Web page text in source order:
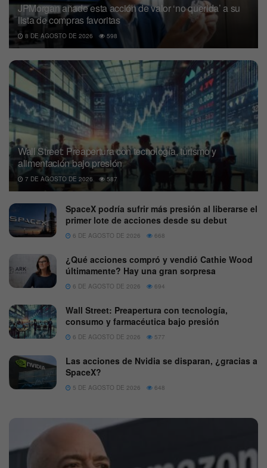
JPMorgan añade esta acción de valor ‘no querida’ a su
lista de compras favoritas
8 DE AGOSTO DE 2026 598
Wall Street: Preapertura con tecnología, turismo y
alimentación bajo presión
7 DE AGOSTO DE 2026 587
SpaceX podría sufrir más presión al liberarse el
primer lote de acciones desde su debut
6 DE AGOSTO DE 2026 668
¿Qué acciones compró y vendió Cathie Wood
últimamente? Hay una gran sorpresa
6 DE AGOSTO DE 2026 694
Wall Street: Preapertura con tecnología,
consumo y farmacéutica bajo presión
6 DE AGOSTO DE 2026 577
Las acciones de Nvidia se disparan, ¿gracias a
SpaceX?
5 DE AGOSTO DE 2026 648